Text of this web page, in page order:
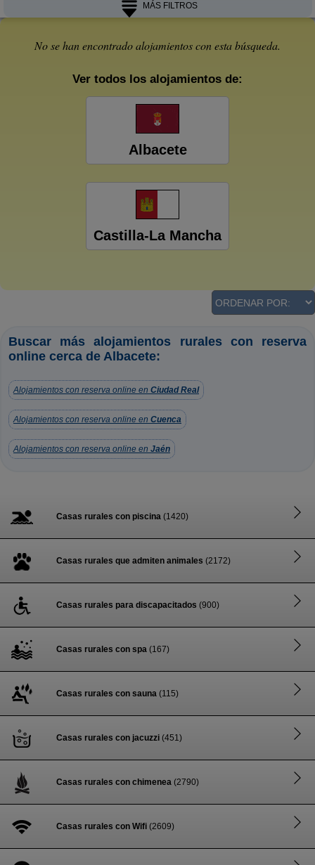
MÁS FILTROS
No se han encontrado alojamientos con esta búsqueda.
Ver todos los alojamientos de:
Albacete
Castilla-La Mancha
Buscar más alojamientos rurales con reserva
online cerca de Albacete:
Alojamientos con reserva online en Ciudad Real
Alojamientos con reserva online en Cuenca
Alojamientos con reserva online en Jaén
Casas rurales con piscina (1420)
Casas rurales que admiten animales (2172)
Casas rurales para discapacitados (900)
Casas rurales con spa (167)
Casas rurales con sauna (115)
Casas rurales con jacuzzi (451)
Casas rurales con chimenea (2790)
Casas rurales con Wifi (2609)